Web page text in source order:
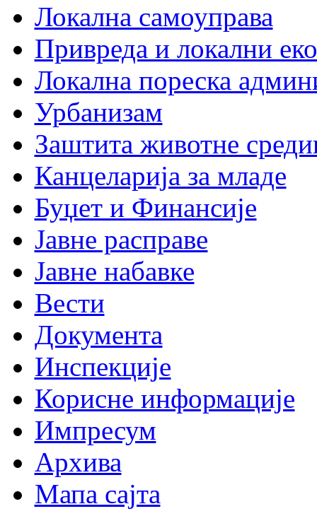
Локална самоуправа
Привреда и локални
Локална пореска
Урбанизам
Заштита животне
Канцеларија за младе
Буџет и Финансије
Јавне расправе
Јавне набавке
Вести
Документа
Инспекције
Корисне информације
Импресум
Архива
Мапа сајта